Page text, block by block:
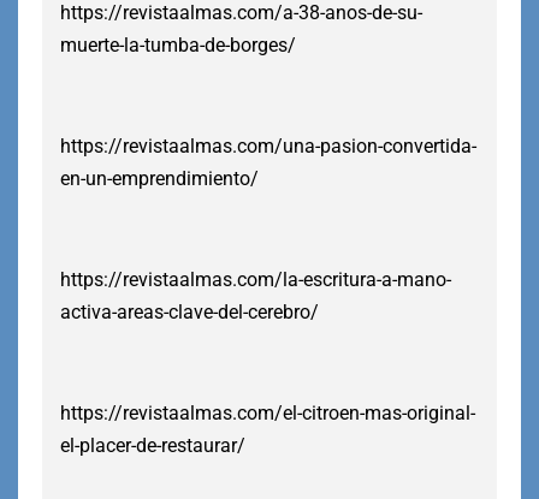
https://revistaalmas.com/a-38-anos-de-su-
muerte-la-tumba-de-borges/
https://revistaalmas.com/una-pasion-convertida-
en-un-emprendimiento/
https://revistaalmas.com/la-escritura-a-mano-
activa-areas-clave-del-cerebro/
https://revistaalmas.com/el-citroen-mas-original-
el-placer-de-restaurar/